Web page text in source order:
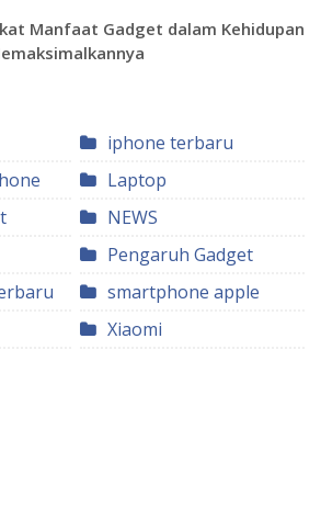
Manfaat Gadget dalam Kehidupan
iphone terbaru
Laptop
NEWS
Pengaruh Gadget
smartphone apple
Xiaomi